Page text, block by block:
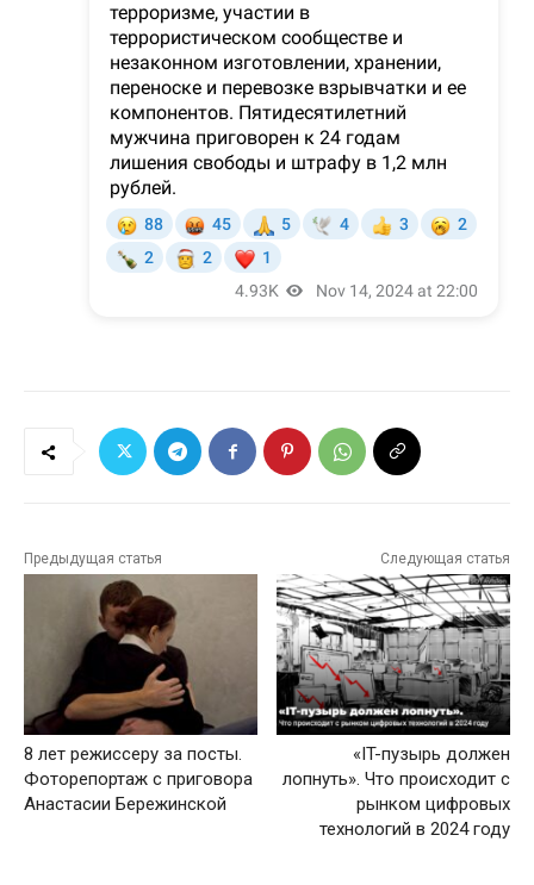
Предыдущая статья
8 лет режиссеру за посты.
Фоторепортаж с приговора
Анастасии Бережинской
Следующая статья
«IT-пузырь должен
лопнуть». Что происходит с
рынком цифровых
технологий в 2024 году